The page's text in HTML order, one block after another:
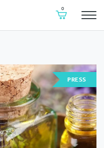
Ostukorv
0
PRESS